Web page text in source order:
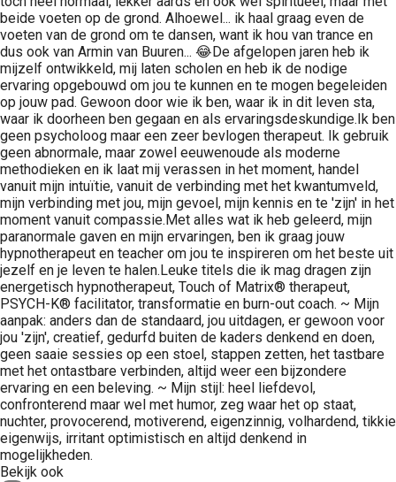
beide voeten op de grond. Alhoewel... ik haal graag even de
voeten van de grond om te dansen, want ik hou van trance en
dus ook van Armin van Buuren... 😂De afgelopen jaren heb ik
mijzelf ontwikkeld, mij laten scholen en heb ik de nodige
ervaring opgebouwd om jou te kunnen en te mogen begeleiden
op jouw pad. Gewoon door wie ik ben, waar ik in dit leven sta,
waar ik doorheen ben gegaan en als ervaringsdeskundige.Ik ben
geen psycholoog maar een zeer bevlogen therapeut. Ik gebruik
geen abnormale, maar zowel eeuwenoude als moderne
methodieken en ik laat mij verassen in het moment, handel
vanuit mijn intuïtie, vanuit de verbinding met het kwantumveld,
mijn verbinding met jou, mijn gevoel, mijn kennis en te 'zijn' in het
moment vanuit compassie.Met alles wat ik heb geleerd, mijn
paranormale gaven en mijn ervaringen, ben ik graag jouw
hypnotherapeut en teacher om jou te inspireren om het beste uit
jezelf en je leven te halen.Leuke titels die ik mag dragen zijn
energetisch hypnotherapeut, Touch of Matrix® therapeut,
PSYCH-K® facilitator, transformatie en burn-out coach. ~ Mijn
aanpak: anders dan de standaard, jou uitdagen, er gewoon voor
jou 'zijn', creatief, gedurfd buiten de kaders denkend en doen,
geen saaie sessies op een stoel, stappen zetten, het tastbare
met het ontastbare verbinden, altijd weer een bijzondere
ervaring en een beleving. ~ Mijn stijl: heel liefdevol,
confronterend maar wel met humor, zeg waar het op staat,
nuchter, provocerend, motiverend, eigenzinnig, volhardend, tikkie
eigenwijs, irritant optimistisch en altijd denkend in
mogelijkheden.
Bekijk ook